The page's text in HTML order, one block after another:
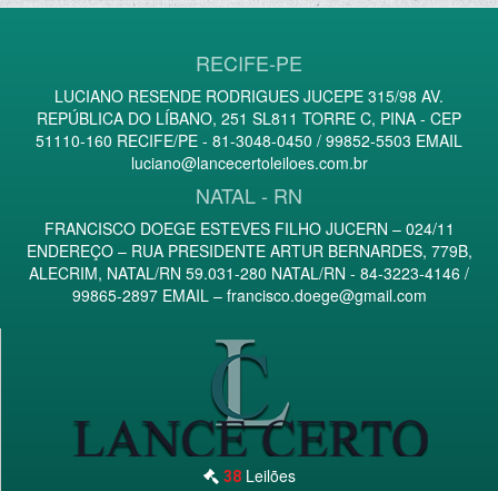
RECIFE-PE
LUCIANO RESENDE RODRIGUES JUCEPE 315/98 AV.
REPÚBLICA DO LÍBANO, 251 SL811 TORRE C, PINA - CEP
51110-160 RECIFE/PE - 81-3048-0450 / 99852-5503 EMAIL
luciano@lancecertoleiloes.com.br
NATAL - RN
FRANCISCO DOEGE ESTEVES FILHO JUCERN – 024/11
ENDEREÇO – RUA PRESIDENTE ARTUR BERNARDES, 779B,
ALECRIM, NATAL/RN 59.031-280 NATAL/RN - 84-3223-4146 /
99865-2897 EMAIL – francisco.doege@gmail.com
38 Leilões